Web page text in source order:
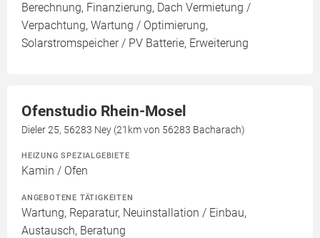
Berechnung, Finanzierung, Dach Vermietung /
Verpachtung, Wartung / Optimierung,
Solarstromspeicher / PV Batterie, Erweiterung
Ofenstudio Rhein-Mosel
Dieler 25, 56283 Ney (21km von 56283 Bacharach)
HEIZUNG SPEZIALGEBIETE
Kamin / Ofen
ANGEBOTENE TÄTIGKEITEN
Wartung, Reparatur, Neuinstallation / Einbau,
Austausch, Beratung